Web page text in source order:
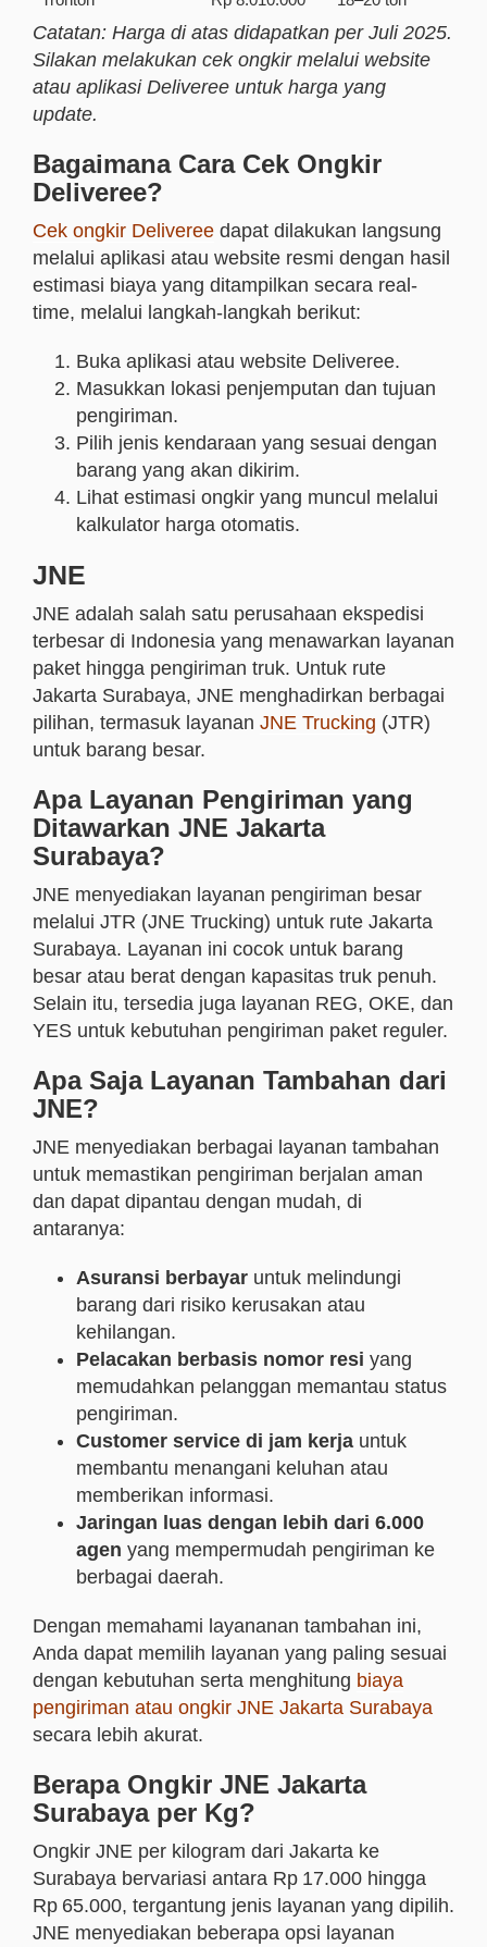
Catatan: Harga di atas didapatkan per Juli 2025.
Silakan melakukan cek ongkir melalui website
atau aplikasi Deliveree untuk harga yang
update.
Bagaimana Cara Cek Ongkir
Deliveree?
Cek ongkir Deliveree dapat dilakukan langsung
melalui aplikasi atau website resmi dengan hasil
estimasi biaya yang ditampilkan secara real-
time, melalui langkah-langkah berikut:
Buka aplikasi atau website Deliveree.
Masukkan lokasi penjemputan dan tujuan
pengiriman.
Pilih jenis kendaraan yang sesuai dengan
barang yang akan dikirim.
Lihat estimasi ongkir yang muncul melalui
kalkulator harga otomatis.
JNE
JNE adalah salah satu perusahaan ekspedisi
terbesar di Indonesia yang menawarkan layanan
paket hingga pengiriman truk. Untuk rute
Jakarta Surabaya, JNE menghadirkan berbagai
pilihan, termasuk layanan JNE Trucking (JTR)
untuk barang besar.
Apa Layanan Pengiriman yang
Ditawarkan JNE Jakarta
Surabaya?
JNE menyediakan layanan pengiriman besar
melalui JTR (JNE Trucking) untuk rute Jakarta
Surabaya. Layanan ini cocok untuk barang
besar atau berat dengan kapasitas truk penuh.
Selain itu, tersedia juga layanan REG, OKE, dan
YES untuk kebutuhan pengiriman paket reguler.
Apa Saja Layanan Tambahan dari
JNE?
JNE menyediakan berbagai layanan tambahan
untuk memastikan pengiriman berjalan aman
dan dapat dipantau dengan mudah, di
antaranya:
Asuransi berbayar untuk melindungi
barang dari risiko kerusakan atau
kehilangan.
Pelacakan berbasis nomor resi yang
memudahkan pelanggan memantau status
pengiriman.
Customer service di jam kerja untuk
membantu menangani keluhan atau
memberikan informasi.
Jaringan luas dengan lebih dari 6.000
agen yang mempermudah pengiriman ke
berbagai daerah.
Dengan memahami layananan tambahan ini,
Anda dapat memilih layanan yang paling sesuai
dengan kebutuhan serta menghitung biaya
pengiriman atau ongkir JNE Jakarta Surabaya
secara lebih akurat.
Berapa Ongkir JNE Jakarta
Surabaya per Kg?
Ongkir JNE per kilogram dari Jakarta ke
Surabaya bervariasi antara Rp 17.000 hingga
Rp 65.000, tergantung jenis layanan yang dipilih.
JNE menyediakan beberapa opsi layanan